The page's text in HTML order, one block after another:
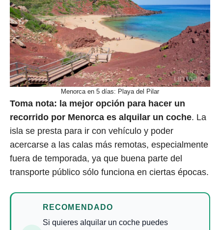
Menorca en 5 días: Playa del Pilar
Toma nota: la mejor opción para hacer un
recorrido por Menorca es alquilar un coche. La
isla se presta para ir con vehículo y poder
acercarse a las calas más remotas, especialmente
fuera de temporada, ya que buena parte del
transporte público sólo funciona en ciertas épocas.
RECOMENDADO
Si quieres alquilar un coche puedes